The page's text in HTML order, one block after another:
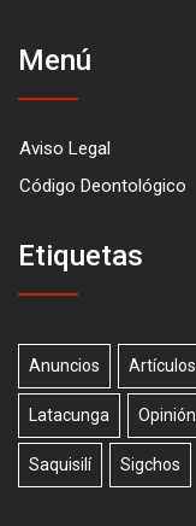
Menú
Aviso Legal
Código Deontológico
Etiquetas
Anuncios Artículos
Latacunga Opinión
Saquisilí Sigchos